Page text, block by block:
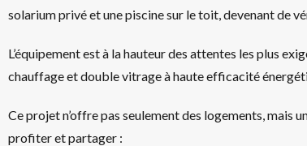
solarium privé et une piscine sur le toit, devenant de
L’équipement est à la hauteur des attentes les plus
chauffage et double vitrage à haute efficacité
Ce projet n’offre pas seulement des logements, mais
profiter et partager :